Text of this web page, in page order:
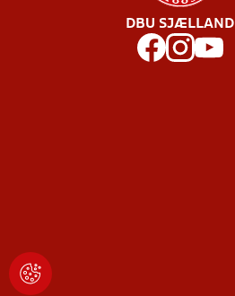
DBU SJÆLLAND